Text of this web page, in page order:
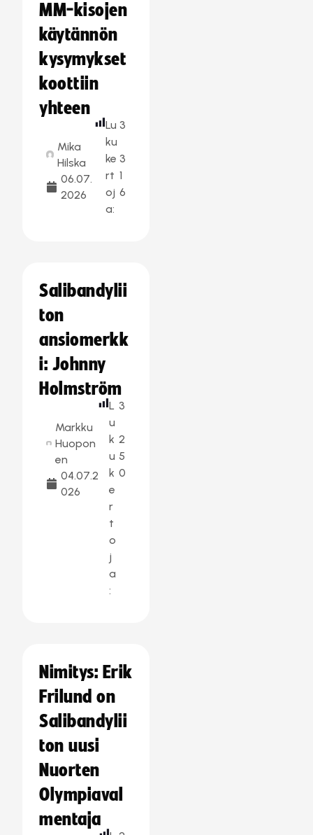
MM-kisojen
käytännön
kysymykset
koottiin
yhteen
Mika
Hilska
06.07.
2026
Lu
ku
ke
rt
oj
a:
3
3
1
6
Salibandylii
ton
ansiomerkk
i: Johnny
Holmström
Markku
Huopon
en
04.07.2
026
L
u
k
u
k
e
r
t
o
j
a
:
3
2
5
0
Nimitys: Erik
Frilund on
Salibandylii
ton uusi
Nuorten
Olympiaval
mentaja